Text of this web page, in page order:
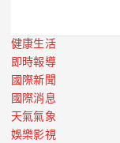
健康生活
即時報導
國際新聞
國際消息
天氣氣象
娛樂影視